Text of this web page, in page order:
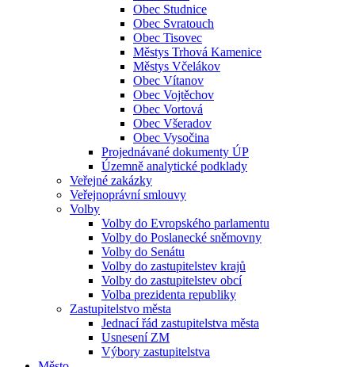
Obec Studnice
Obec Svratouch
Obec Tisovec
Městys Trhová Kamenice
Městys Včelákov
Obec Vítanov
Obec Vojtěchov
Obec Vortová
Obec Všeradov
Obec Vysočina
Projednávané dokumenty ÚP
Územně analytické podklady
Veřejné zakázky
Veřejnoprávní smlouvy
Volby
Volby do Evropského parlamentu
Volby do Poslanecké sněmovny
Volby do Senátu
Volby do zastupitelstev krajů
Volby do zastupitelstev obcí
Volba prezidenta republiky
Zastupitelstvo města
Jednací řád zastupitelstva města
Usnesení ZM
Výbory zastupitelstva